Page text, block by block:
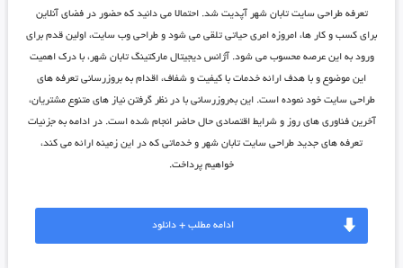
تعرفه طراحی سایت تابان شهر آپدیت شد. احتمالا می دانید که حضور در فضای آنلاین
برای کسب و کار ها، امروزه امری حیاتی تلقی می شود و طراحی وب سایت، اولین قدم برای
ورود به این عرصه محسوب می شود. آژانس دیجیتال مارکتینگ تابان شهر، با درک اهمیت
این موضوع و با هدف ارائه خدمات با کیفیت و شفاف، اقدام به بروزرسانی تعرفه های
طراحی سایت خود نموده است. این به‌روزرسانی با در نظر گرفتن نیاز های متنوع مشتریان،
آخرین فناوری های روز و شرایط اقتصادی حال حاضر انجام شده است. در ادامه به جزئیات
تعرفه های جدید طراحی سایت تابان شهر و خدماتی که در این زمینه ارائه می کند،
خواهیم پرداخت.
ادامه مطلب + دانلود